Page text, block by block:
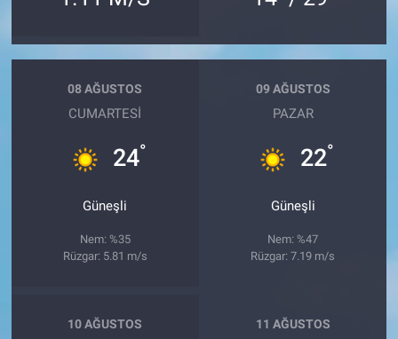
08 AĞUSTOS
CUMARTESI
24°
Güneşli
Nem: %35
Rüzgar: 5.81 m/s
09 AĞUSTOS
PAZAR
22°
Güneşli
Nem: %47
Rüzgar: 7.19 m/s
10 AĞUSTOS 11 AĞUSTOS